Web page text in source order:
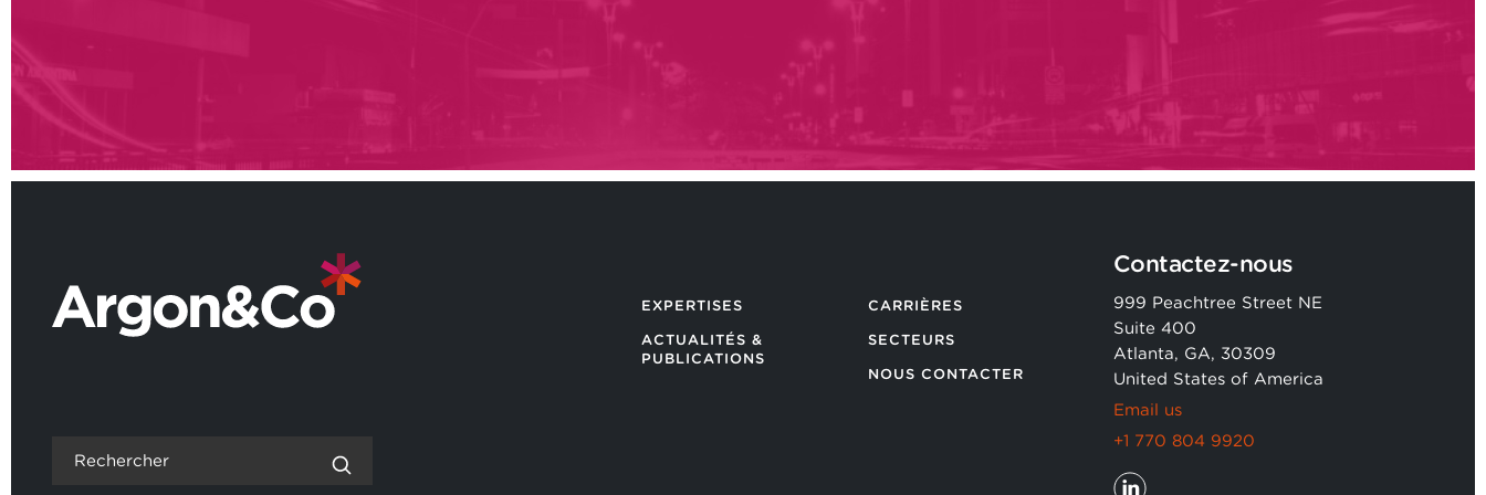
EXPERTISES
ACTUALITÉS &
PUBLICATIONS
CARRIÈRES
SECTEURS
NOUS CONTACTER
Contactez-nous
999 Peachtree Street NE
Suite 400
Atlanta, GA, 30309
United States of America
Email us
+1 770 804 9920